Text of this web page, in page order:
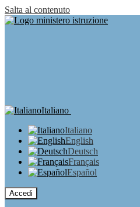
Salta al contenuto
Italiano
Italiano
English
Deutsch
Français
Español
Accedi